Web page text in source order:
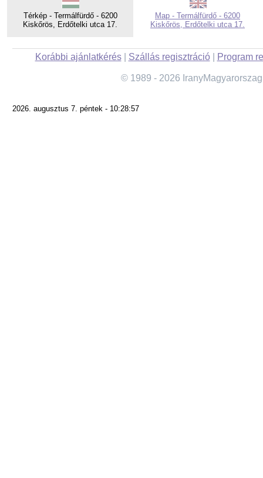
Térkép - Termálfürdő - 6200
Kiskőrös, Erdőtelki utca 17.
Map - Termálfürdő - 6200
Kiskőrös, Erdőtelki utca 17.
Korábbi ajánlatkérés| Szállás regisztráció| Program
© 1989 - 2026
2026. augusztus 7. péntek - 10:28:57